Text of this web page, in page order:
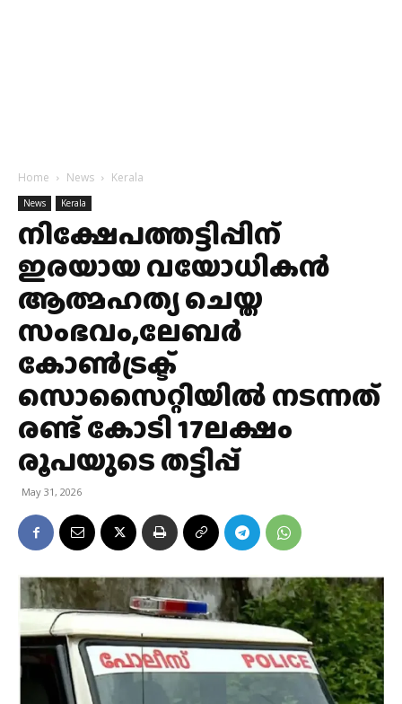
Home News Kerala
News Kerala
നിക്ഷേപത്തട്ടിപ്പിന്
ഇരയായ വയോധികൻ
ആത്മഹത്യ ചെയ്ത
സംഭവം,ലേബർ
കോൺട്രക്ട്
സൊസൈറ്റിയിൽ നടന്നത്
രണ്ട് കോടി 17ലക്ഷം
രൂപയുടെ തട്ടിപ്പ്
May 31, 2026